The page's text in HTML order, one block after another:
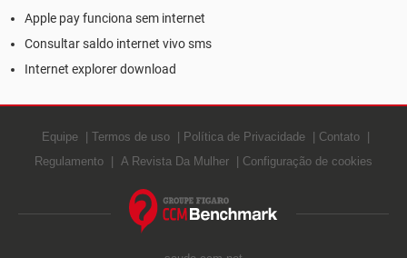
Apple pay funciona sem internet
Consultar saldo internet vivo sms
Internet explorer download
Equipe Termos de uso Política de Privacidade
Contato
Regulamento
A Revista Da Mulher Configuração de cookies